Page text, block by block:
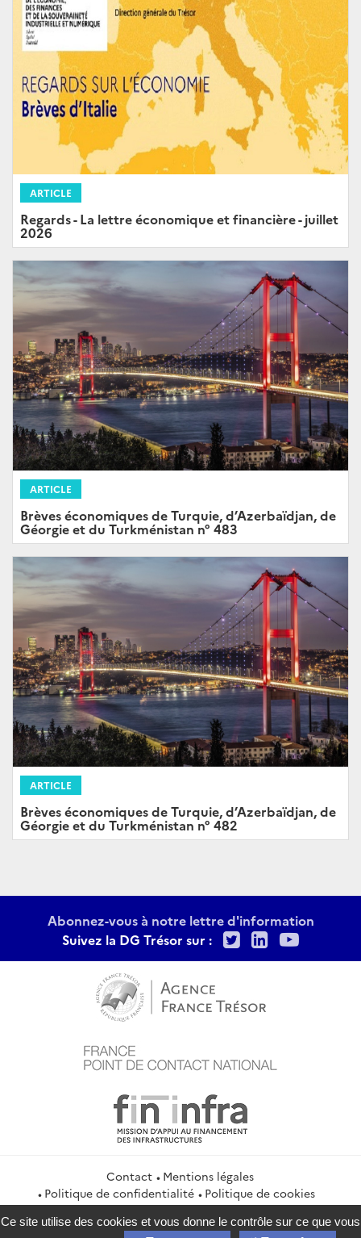
ARTICLE
Regards - La lettre économique et financière - juillet
2026
ARTICLE
Brèves économiques de Turquie, d’Azerbaïdjan, de
Géorgie et du Turkménistan n° 483
ARTICLE
Brèves économiques de Turquie, d’Azerbaïdjan, de
Géorgie et du Turkménistan n° 482
Abonnez-vous à notre lettre d'information
Suivez la DG Trésor sur :
TwitterLinkedIn
Contact
Mentions légales
Politique de confidentialité
Politique de cookies
Gestion des cookies
Flux RSS
Ce site utilise des cookies et vous donne le contrôle sur ce que vous